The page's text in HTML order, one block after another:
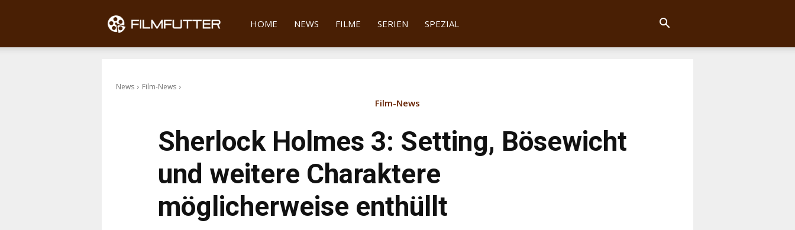
Filmfutter
HOME NEWS FILME SERIEN SPEZIAL
News Film-News
Film-News
Sherlock Holmes 3: Setting, Bösewicht
und weitere Charaktere
möglicherweise enthüllt